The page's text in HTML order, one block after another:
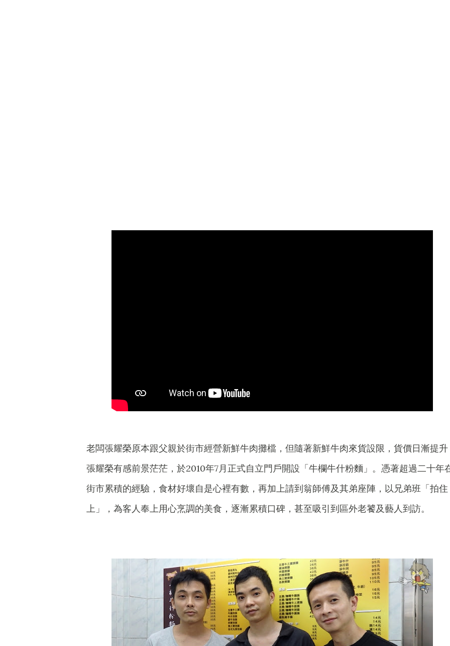
老闆張耀榮原本跟父親於街市經營新鮮牛肉攤檔，但隨著新鮮牛肉來貨設限，貨價日漸提
張耀榮有感前景茫茫，於2010年7月正式自立門戶開設「牛欄牛什粉麵」。憑著超過二十年
街市累積的經驗，食材好壞自是心裡有數，再加上請到翁師傅及其弟座陣，以兄弟班「拍住
上」，為客人奉上用心烹調的美食，逐漸累積口碑，甚至吸引到區外老饕及藝人到訪。